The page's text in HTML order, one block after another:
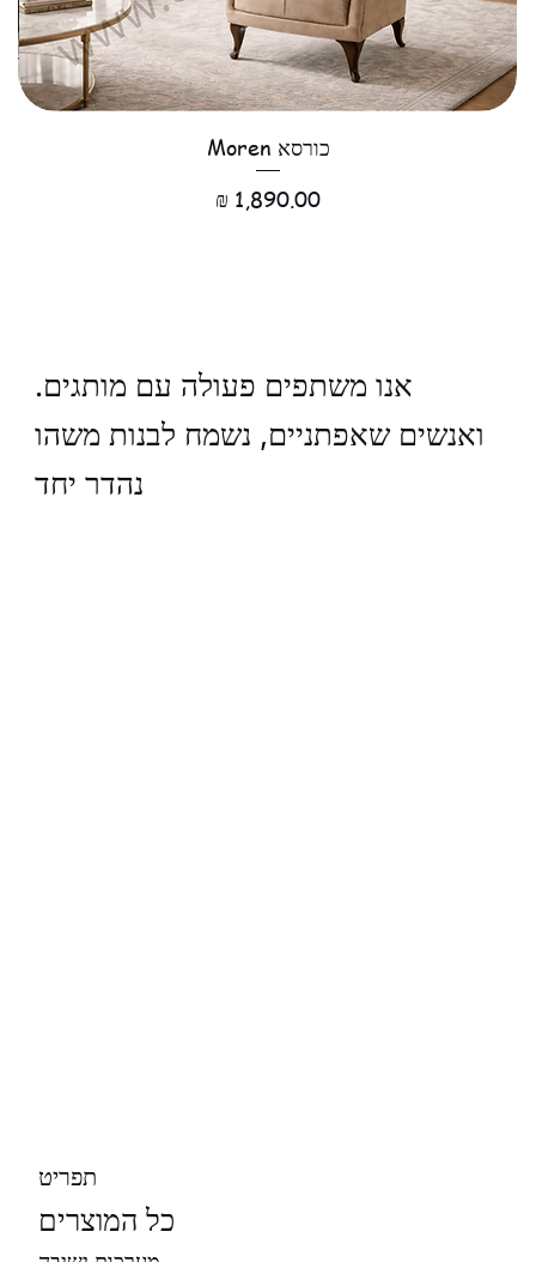
כורסא Moren
מחיר
.אנו משתפים פעולה עם מותגים
ואנשים שאפתניים, נשמח לבנות משהו
נהדר יחד
תפריט
כל המוצרים